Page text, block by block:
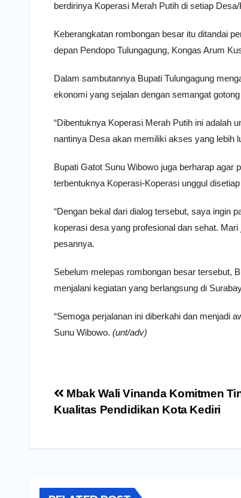
berdirinya Koperasi Merah Putih di setiap
Keberangkatan rombongan besar itu ditandai
depan Pendopo Tulungagung, Kongas Arum
Dalam sambutannya Bupati Tulungagung
ekonomi yang sejalan dengan semangat
“Dibentuknya Koperasi Merah Putih ini adalah
nantinya Desa akan memiliki akses yang lebih
Bupati Gatot Sunu Wibowo juga berharap agar
terbentuknya Koperasi-Koperasi unggul
“Dengan bekal dari dialog tersebut, saya ingin
koperasi desa yang profesional dan sehat.
pesannya.
Sebelum melepas rombongan besar tersebut,
menjalani kegiatan yang berlangsung di
“Semoga perjalanan ini diberkahi dan menjadi
Sunu Wibowo. (unt/adv)
Navigasi
pos
Mbak Wali Vinanda Komitmen
Kualitas Pendidikan Kota Kediri